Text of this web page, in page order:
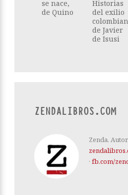
se nace,
de Quino
Historias
del exilio
de Javier
de Isusi
ZENDALIBROS.COM
Zenda.
· fb.com/